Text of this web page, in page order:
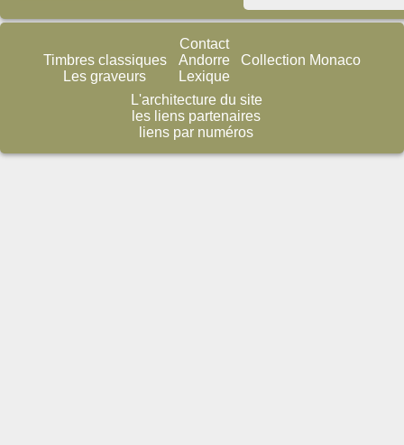
Timbres classiques
Les graveurs
Contact
Andorre
Lexique
Collection Monaco
L'architecture du site
les liens partenaires
liens par numéros